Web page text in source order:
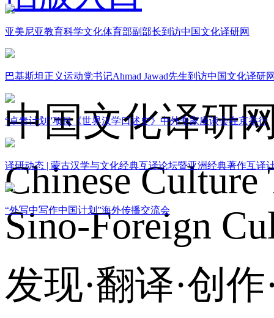
亚美尼亚教育科学文化体育部副部长到访中国文化译研网
巴基斯坦正义运动党书记Ahmad Jawad先生到访中国文化译研
“卓青计划”项目《世界汉学口述史》中外专家座谈会在京举行
译研动态 | 蒙古汉学与文化经典互译论坛暨亚洲经典著作互译
“外写中写作中国计划”海外传播交流会
关于我们
中国文化译研
Chinese
Sino-Foreign
发现·翻译·创